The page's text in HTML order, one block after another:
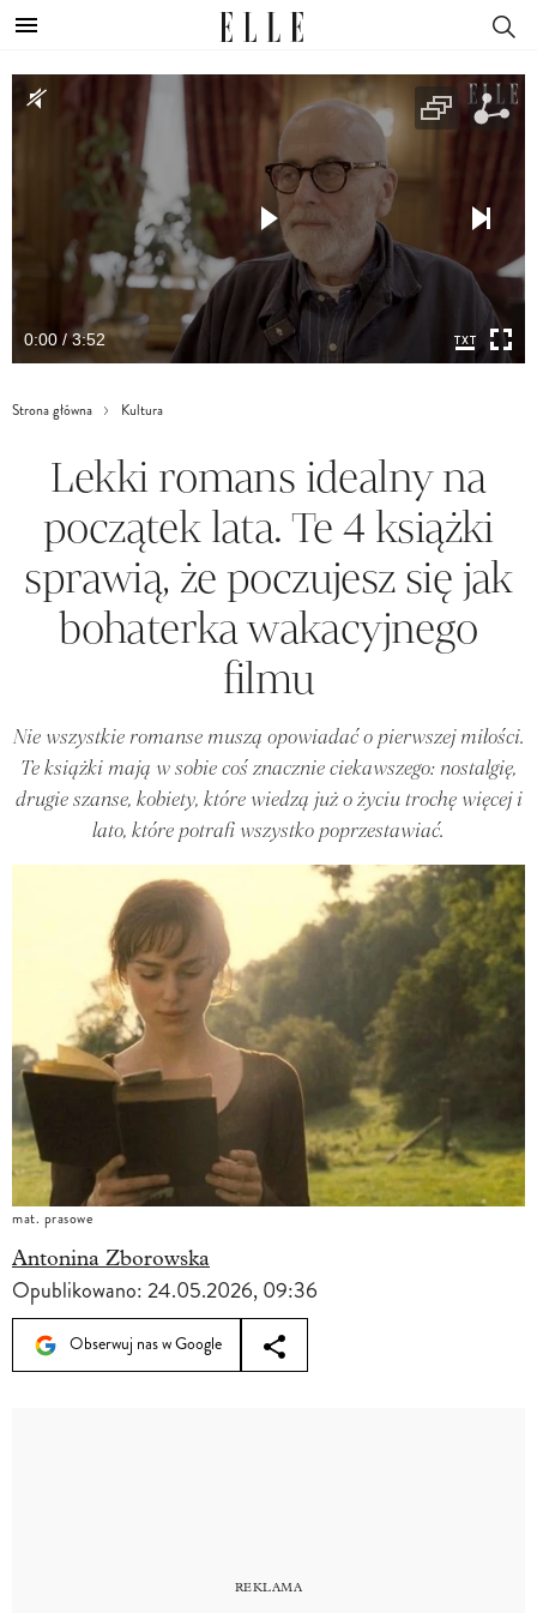
0:00 / 3:52
Strona główna Kultura
Lekki romans idealny na
początek lata. Te 4 książki
sprawią, że poczujesz się jak
bohaterka wakacyjnego
filmu
Nie wszystkie romanse muszą opowiadać o pierwszej miłości.
Te książki mają w sobie coś znacznie ciekawszego: nostalgię,
drugie szanse, kobiety, które wiedzą już o życiu trochę więcej i
lato, które potrafi wszystko poprzestawiać.
mat. prasowe
Antonina Zborowska
Opublikowano:24.05.2026, 09:36
Obserwuj nas w Google